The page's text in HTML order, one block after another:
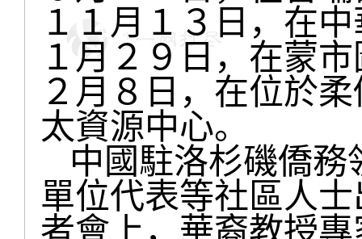
１１月１３日，在
１月２９日，在蒙
２月８日，在位於
太資源中心。
中國駐洛杉磯僑務
單位代表等社區人
者會上，華裔教授